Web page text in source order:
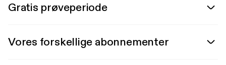
Gratis prøveperiode
Vores forskellige abonnementer